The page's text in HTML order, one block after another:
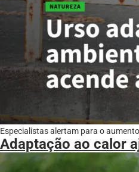
Especialistas alertam para o
Adaptação ao calor